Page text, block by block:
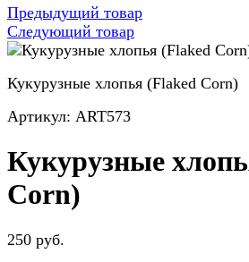
Предыдущий товар
Следующий товар
Кукурузные хлопья (Flaked Corn)
Артикул: ART573
Кукурузные
Corn)
250 руб.